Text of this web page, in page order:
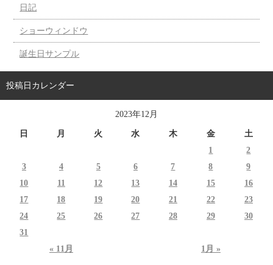
日記
ショーウィンドウ
誕生日サンプル
投稿日カレンダー
2023年12月
日 月 火 水 木 金 土
« 11月 1月 »
1
2
3
4 5 6 7 8
9
10
11 12 13 14 15
16
17
18 19 20 21 22
23
24
25 26 27 28 29
30
31